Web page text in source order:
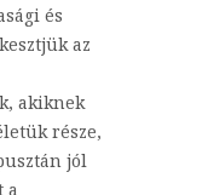
és
az
akiknek
része,
jól
a